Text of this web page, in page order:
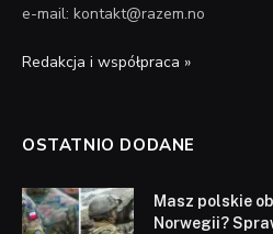
e-mail: kontakt@razem.no
Redakcja i współpraca »
OSTATNIO DODANE
Masz polskie
Norwegii?